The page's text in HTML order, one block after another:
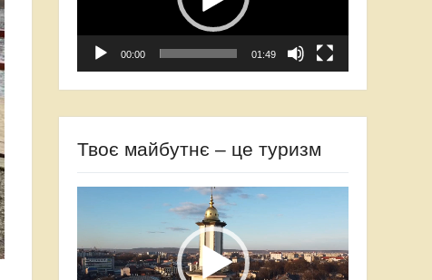
00:00 01:49
Твоє майбутнє – це туризм